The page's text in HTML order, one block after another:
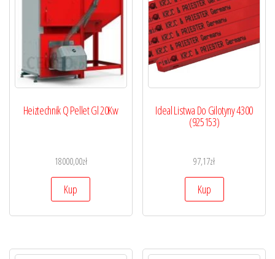
Heiztechnik Q Pellet Gl 20Kw
18000,00zł
Kup
Ideal Listwa Do Gilotyny 4300
(925153)
97,17zł
Kup